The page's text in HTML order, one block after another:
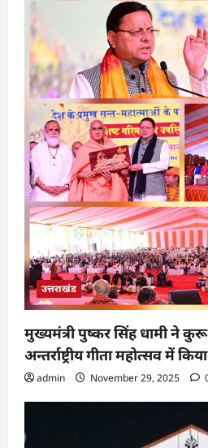
उत्तराखंड
मुख्यमंत्री पुष्कर सिंह धामी ने
अन्तर्राष्ट्रीय गीता महोत्सव में
admin November 29, 2025